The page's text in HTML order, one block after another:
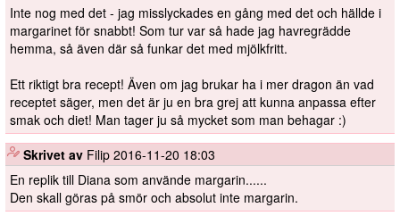
Inte nog med det - jag misslyckades en gång med det och hällde i
margarinet för snabbt! Som tur var så hade jag havregrädde
hemma, så även där så funkar det med mjölkfritt.
Ett riktigt bra recept! Även om jag brukar ha i mer dragon än vad
receptet säger, men det är ju en bra grej att kunna anpassa efter
smak och diet! Man tager ju så mycket som man behagar :)
Skrivet av Filip 2016-11-20 18:03
En replik till Diana som använde margarin......
Den skall göras på smör och absolut inte margarin.